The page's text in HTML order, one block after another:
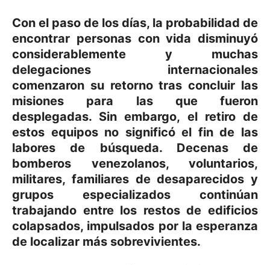
Con el paso de los días, la probabilidad de
encontrar personas con vida disminuyó
considerablemente y muchas
delegaciones internacionales
comenzaron su retorno tras concluir las
misiones para las que fueron
desplegadas. Sin embargo, el retiro de
estos equipos no significó el fin de las
labores de búsqueda. Decenas de
bomberos venezolanos, voluntarios,
militares, familiares de desaparecidos y
grupos especializados continúan
trabajando entre los restos de edificios
colapsados, impulsados por la esperanza
de localizar más sobrevivientes.